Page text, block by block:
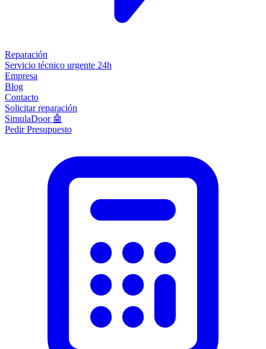
Reparación
Servicio técnico urgente 24h
Empresa
Blog
Contacto
Solicitar reparación
SimulaDoor 🤖
Pedir Presupuesto